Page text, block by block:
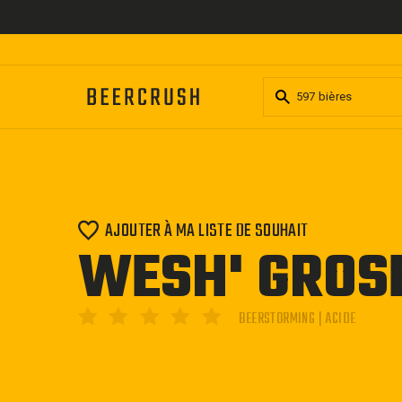
au
AJOUTER À MA LISTE DE SOUHAIT
WESH'BEERSTORMING | ACIDE